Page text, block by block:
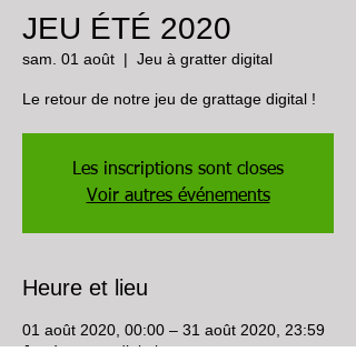
JEU ÉTÉ 2020
sam. 01 août
  |
Jeu à gratter digital
Le retour de notre jeu de grattage digital !
Les inscriptions sont closes
Voir autres événements
Heure et lieu
01 août 2020, 00:00 – 31 août 2020, 23:59
Jeu à gratter digital